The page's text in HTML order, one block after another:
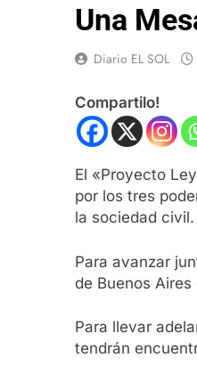
Una
Diario EL SOL
Compartilo!
El «Proyecto
por los tres
la sociedad civil.
Para avanzar
de Buenos
Para llevar
tendrán